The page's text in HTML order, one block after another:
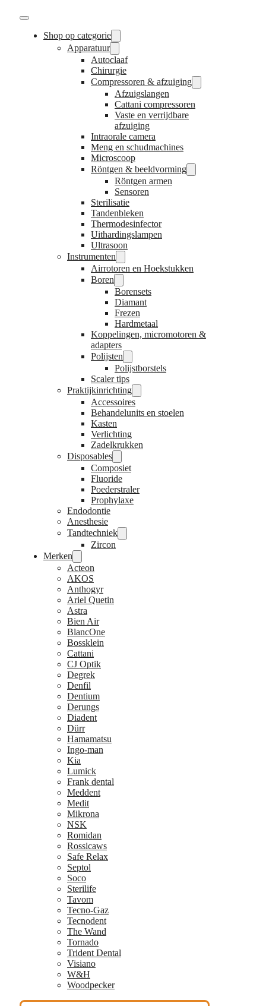
Shop op categorie
Apparatuur
Autoclaaf
Chirurgie
Compressoren & afzuiging
Afzuigslangen
Cattani compressoren
Vaste en verrijdbare
afzuiging
Intraorale camera
Meng en schudmachines
Microscoop
Röntgen & beeldvorming
Röntgen armen
Sensoren
Sterilisatie
Tandenbleken
Thermodesinfector
Uithardingslampen
Ultrasoon
Instrumenten
Airrotoren en Hoekstukken
Boren
Borensets
Diamant
Frezen
Hardmetaal
Koppelingen, micromotoren &
adapters
Polijsten
Polijstborstels
Scaler tips
Praktijkinrichting
Accessoires
Behandelunits en stoelen
Kasten
Verlichting
Zadelkrukken
Disposables
Composiet
Fluoride
Poederstraler
Prophylaxe
Endodontie
Anesthesie
Tandtechniek
Zircon
Merken
Acteon
AKOS
Anthogyr
Ariel Quetin
Astra
Bien Air
BlancOne
Bossklein
Cattani
CJ Optik
Degrek
Denfil
Dentium
Derungs
Diadent
Dürr
Hamamatsu
Ingo-man
Kia
Lumick
Frank dental
Meddent
Medit
Mikrona
NSK
Romidan
Rossicaws
Safe Relax
Septol
Soco
Sterilife
Tavom
Tecno-Gaz
Tecnodent
The Wand
Tornado
Trident Dental
Visiano
W&H
Woodpecker